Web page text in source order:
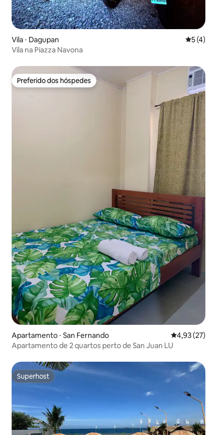
Vila ⋅ Dagupan 5 de
5 (4)
Vila na Piazza Navona
Preferido dos hóspedes
Preferido dos hóspedes
Apartamento ⋅ San Fernando 4,93 de uma
4,93 (27)
Apartamento de 2 quartos perto de San Juan LU
Superhost
Superhost